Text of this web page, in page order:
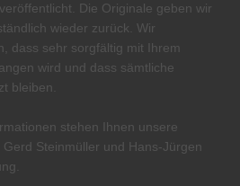
Die Originale geben wir
wieder zurück. Wir
dass sehr sorgfältig mit Ihrem
wird und dass sämtliche
bleiben.
stehen Ihnen unsere
Gerd Steinmüller und Hans-Jürgen